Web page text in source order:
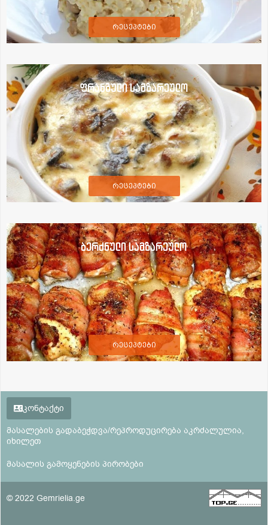
რეცეპტები
ფრანგული სამზარეულო
რეცეპტები
ბერძნული სამზარეულო
რეცეპტები
კონტაქტი
მასალების გადაბეჭდვა/რეპროდუცირება აკრძალულია,
იხილეთ
მასალის გამოყენების პირობები
© 2022 Gemrielia.ge